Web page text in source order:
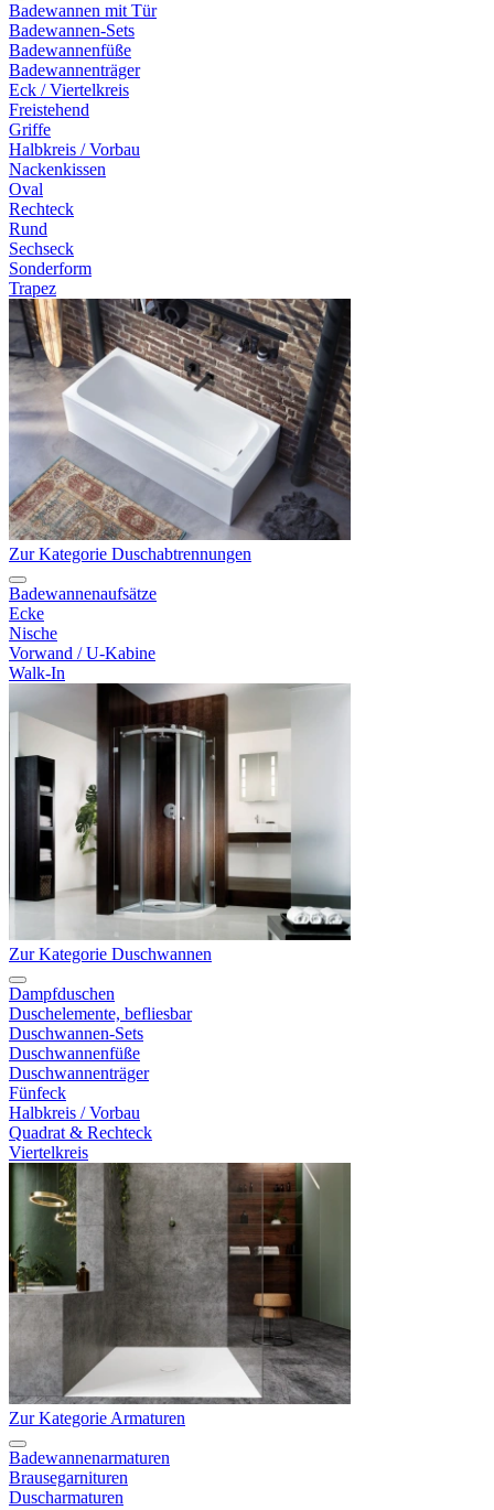
Badewannen mit Tür
Badewannen-Sets
Badewannenfüße
Badewannenträger
Eck / Viertelkreis
Freistehend
Griffe
Halbkreis / Vorbau
Nackenkissen
Oval
Rechteck
Rund
Sechseck
Sonderform
Trapez
Zur Kategorie Duschabtrennungen
Badewannenaufsätze
Ecke
Nische
Vorwand / U-Kabine
Walk-In
Zur Kategorie Duschwannen
Dampfduschen
Duschelemente, befliesbar
Duschwannen-Sets
Duschwannenfüße
Duschwannenträger
Fünfeck
Halbkreis / Vorbau
Quadrat & Rechteck
Viertelkreis
Zur Kategorie Armaturen
Badewannenarmaturen
Brausegarnituren
Duscharmaturen